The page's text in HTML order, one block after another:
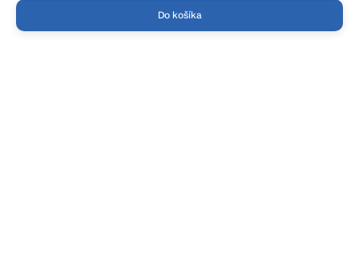
Do košíka